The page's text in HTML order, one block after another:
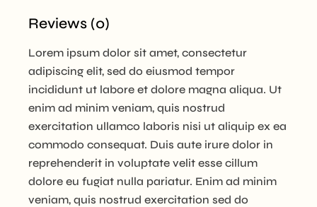
Reviews (0)
Lorem ipsum dolor sit amet, consectetur
adipiscing elit, sed do eiusmod tempor
incididunt ut labore et dolore magna aliqua. Ut
enim ad minim veniam, quis nostrud
exercitation ullamco laboris nisi ut aliquip ex ea
commodo consequat. Duis aute irure dolor in
reprehenderit in voluptate velit esse cillum
dolore eu fugiat nulla pariatur. Enim ad minim
veniam, quis nostrud exercitation sed do